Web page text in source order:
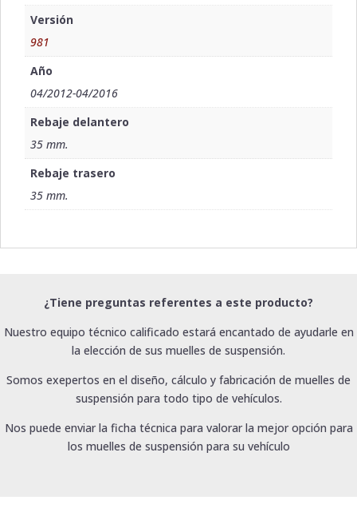
Versión
981
Año
04/2012-04/2016
Rebaje delantero
35 mm.
Rebaje trasero
35 mm.
¿Tiene preguntas referentes a este producto?
Nuestro equipo técnico calificado estará encantado de ayudarle en
la elección de sus muelles de suspensión.
Somos exepertos en el diseño, cálculo y fabricación de muelles de
suspensión para todo tipo de vehículos.
Nos puede enviar la ficha técnica para valorar la mejor opción para
los muelles de suspensión para su vehículo